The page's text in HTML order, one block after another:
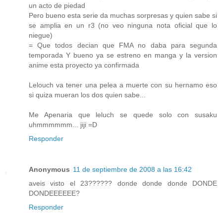
un acto de piedad
Pero bueno esta serie da muchas sorpresas y quien sabe si
se amplia en un r3 (no veo ninguna nota oficial que lo
niegue)
= Que todos decian que FMA no daba para segunda
temporada Y bueno ya se estreno en manga y la version
anime esta proyecto ya confirmada
Lelouch va tener una pelea a muerte con su hernamo eso
si quiza mueran los dos quien sabe...
Me Apenaria que leluch se quede solo con susaku
uhmmmmmm... jiji =D
Responder
Anonymous 11 de septiembre de 2008 a las 16:42
aveis visto el 23?????? donde donde donde DONDE
DONDEEEEEE?
Responder